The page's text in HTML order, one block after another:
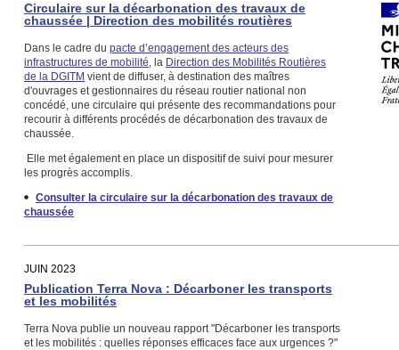
Circulaire sur la décarbonation des travaux de
chaussée | Direction des mobilités routières
Dans le cadre du pacte d’engagement des acteurs des
infrastructures de mobilité, la Direction des Mobilités Routières
de la DGITM vient de diffuser, à destination des maîtres
d'ouvrages et gestionnaires du réseau routier national non
concédé, une circulaire qui présente des recommandations pour
recourir à différents procédés de décarbonation des travaux de
chaussée.
Elle met également en place un dispositif de suivi pour mesurer
les progrès accomplis.
Consulter la circulaire sur la décarbonation des travaux de
chaussée
JUIN 2023
Publication Terra Nova : Décarboner les transports
et les mobilités
Terra Nova publie un nouveau rapport "Décarboner les transports
et les mobilités : quelles réponses efficaces face aux urgences ?"